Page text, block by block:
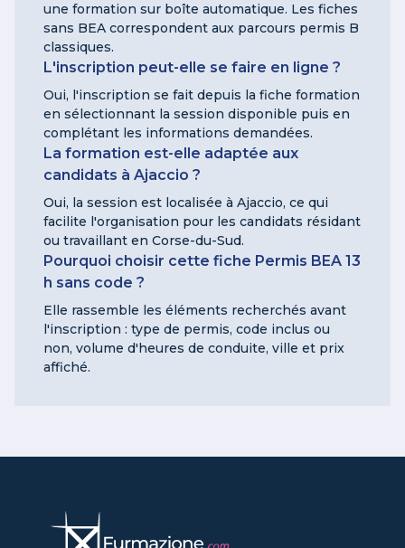
une formation sur boîte automatique. Les fiches
sans BEA correspondent aux parcours permis B
classiques.
L'inscription peut-elle se faire en ligne ?
Oui, l'inscription se fait depuis la fiche formation
en sélectionnant la session disponible puis en
complétant les informations demandées.
La formation est-elle adaptée aux
candidats à Ajaccio ?
Oui, la session est localisée à Ajaccio, ce qui
facilite l'organisation pour les candidats résidant
ou travaillant en Corse-du-Sud.
Pourquoi choisir cette fiche Permis BEA 13
h sans code ?
Elle rassemble les éléments recherchés avant
l'inscription : type de permis, code inclus ou
non, volume d'heures de conduite, ville et prix
affiché.